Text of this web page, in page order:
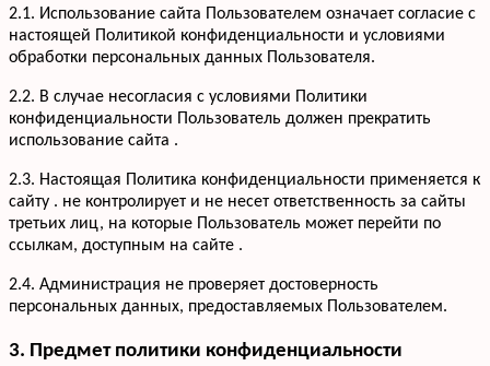
2.1. Использование сайта Пользователем означает согласие с
настоящей Политикой конфиденциальности и условиями
обработки персональных данных Пользователя.
2.2. В случае несогласия с условиями Политики
конфиденциальности Пользователь должен прекратить
использование сайта .
2.3. Настоящая Политика конфиденциальности применяется к
сайту . не контролирует и не несет ответственность за сайты
третьих лиц, на которые Пользователь может перейти по
ссылкам, доступным на сайте .
2.4. Администрация не проверяет достоверность
персональных данных, предоставляемых Пользователем.
3. Предмет политики конфиденциальности